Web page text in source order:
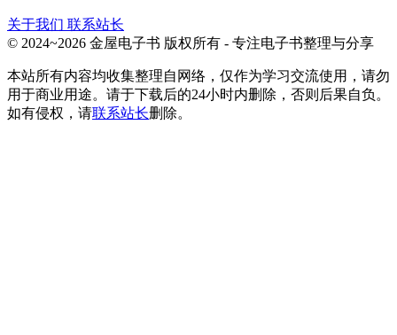
关于我们 联系站长
© 2024~2026 金屋电子书 版权所有 - 专注电子书整理与分享
本站所有内容均收集整理自网络，仅作为学习交流使用，请勿
用于商业用途。请于下载后的24小时内删除，否则后果自负。
如有侵权，请联系站长删除。